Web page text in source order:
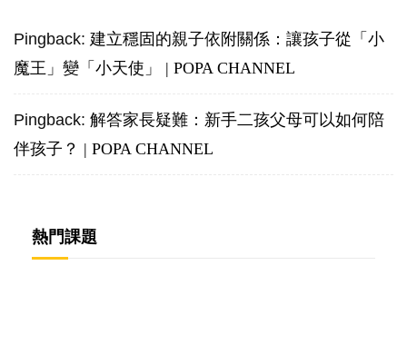
Pingback: 建立穩固的親子依附關係：讓孩子從「小
魔王」變「小天使」 | POPA CHANNEL
Pingback: 解答家長疑難：新手二孩父母可以如何陪
伴孩子？ | POPA CHANNEL
熱門課題